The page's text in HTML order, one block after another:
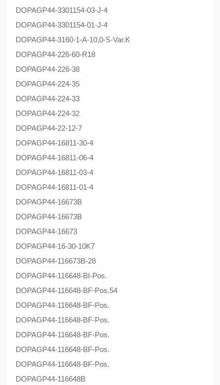
DOPAGP44-3301154-03-J-4
DOPAGP44-3301154-01-J-4
DOPAGP44-3160-1-A-10,0-S-Var.K
DOPAGP44-226-60-R18
DOPAGP44-226-38
DOPAGP44-224-35
DOPAGP44-224-33
DOPAGP44-224-32
DOPAGP44-22-12-7
DOPAGP44-16811-30-4
DOPAGP44-16811-06-4
DOPAGP44-16811-03-4
DOPAGP44-16811-01-4
DOPAGP44-16673B
DOPAGP44-16673B
DOPAGP44-16673
DOPAGP44-16-30-10K7
DOPAGP44-116673B-28
DOPAGP44-116648-BI-Pos.
DOPAGP44-116648-BF-Pos.54
DOPAGP44-116648-BF-Pos.
DOPAGP44-116648-BF-Pos.
DOPAGP44-116648-BF-Pos.
DOPAGP44-116648-BF-Pos.
DOPAGP44-116648-BF-Pos.
DOPAGP44-116648B